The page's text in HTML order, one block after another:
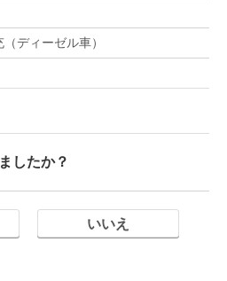
ディーゼル車）
したか？
いいえ